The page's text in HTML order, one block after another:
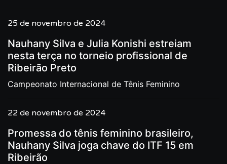
25 de novembro de 2024
Nauhany Silva e Julia Konishi estreiam
nesta terça no torneio profissional de
Ribeirão Preto
Campeonato Internacional de Tênis Feminino
22 de novembro de 2024
Promessa do tênis feminino brasileiro,
Nauhany Silva joga chave do ITF 15 em
Ribeirão